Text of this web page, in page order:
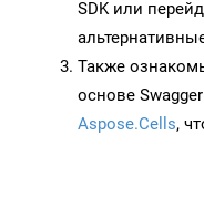
SDK или
Также
основе
Aspose.Cells,